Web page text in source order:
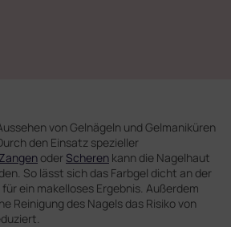
von Gelnägeln und Gelmaniküren
den Einsatz spezieller
Zangen oder Scheren kann die Nagelhaut
So lässt sich das Farbgel dicht an der
ein makelloses Ergebnis. Außerdem
Reinigung des Nagels das Risiko von